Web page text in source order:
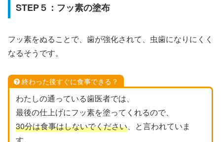
STEP５：フッ素の塗布
フッ素をぬることで、歯が強化されて、虫歯になりにくく
なるそうです。
終わった後すぐに食事できる？
わたしの通っている歯医者では、
最後の仕上げにフッ素を塗ってくれるので、
30分は食事はしないでください、と言われていま
す。